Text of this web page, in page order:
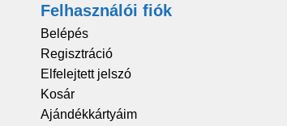
Felhasználói fiók
Belépés
Regisztráció
Elfelejtett jelszó
Kosár
Ajándékkártyáim